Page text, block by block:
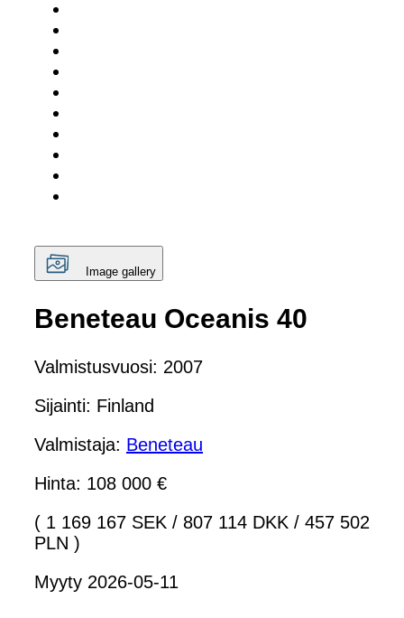
Image gallery
Beneteau Oceanis 40
Valmistusvuosi: 2007
Sijainti: Finland
Valmistaja: Beneteau
Hinta: 108 000 €
( 1 169 167 SEK / 807 114 DKK / 457 502
PLN )
Myyty 2026-05-11